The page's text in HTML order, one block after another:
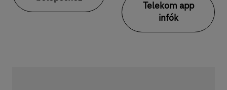
Telekom app
infók